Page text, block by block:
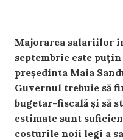
Majorarea salariilor
septembrie este
președinta Maia
Guvernul trebuie să
bugetar-fiscală și să
estimate sunt
costurile noii legi a